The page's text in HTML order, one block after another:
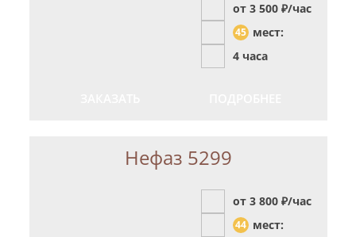
от 3 500 ₽/час
45 мест:
4 часа
Нефаз 5299
от 3 800 ₽/час
44 мест: